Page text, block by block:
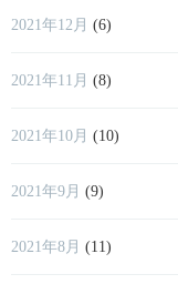
2021年12月 (6)
2021年11月 (8)
2021年10月 (10)
2021年9月 (9)
2021年8月 (11)